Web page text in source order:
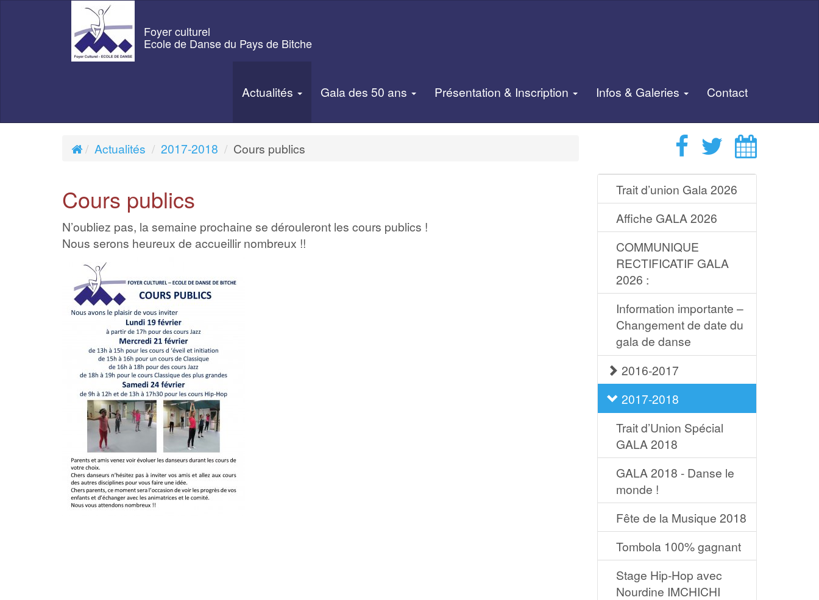
Foyer culturel
Ecole de Danse du Pays de Bitche
Actualités Gala des 50 ans Présentation & Inscription Infos & Galeries Contact
Actualités 2017-2018 Cours publics
Cours publics
N’oubliez pas, la semaine prochaine se dérouleront les cours publics !
Nous serons heureux de accueillir nombreux !!
Trait d’union Gala 2026
Affiche GALA 2026
COMMUNIQUE
RECTIFICATIF GALA
2026 :
Information importante –
Changement de date du
gala de danse
2016-2017
2017-2018
Trait d’Union Spécial
GALA 2018
GALA 2018 - Danse le
monde !
Fête de la Musique 2018
Tombola 100% gagnant
Stage Hip-Hop avec
Nourdine IMCHICHI